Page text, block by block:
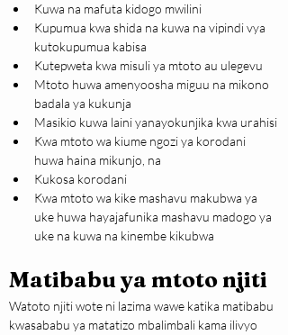
Kuwa na mafuta kidogo mwilini
Kupumua kwa shida na kuwa na vipindi vya
kutokupumua kabisa
Kutepweta kwa misuli ya mtoto au ulegevu
Mtoto huwa amenyoosha miguu na mikono
badala ya kukunja
Masikio kuwa laini yanayokunjika kwa urahisi
Kwa mtoto wa kiume ngozi ya korodani
huwa haina mikunjo, na
Kukosa korodani
Kwa mtoto wa kike mashavu makubwa ya
uke huwa hayajafunika mashavu madogo ya
uke na kuwa na kinembe kikubwa
Matibabu ya mtoto njiti
Watoto njiti wote ni lazima wawe katika matibabu
kwasababu ya matatizo mbalimbali kama ilivyo